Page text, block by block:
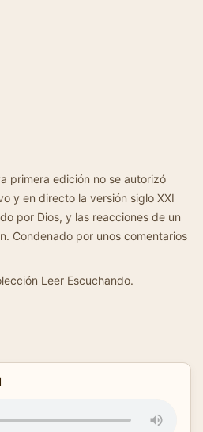
primera edición no se autorizó
y en directo la versión siglo XXI
por Dios, y las reacciones de un
Condenado por unos comentarios
Leer Escuchando.